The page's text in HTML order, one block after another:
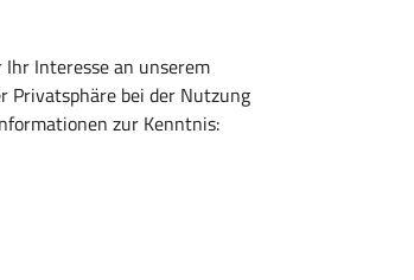
Interesse an unserem
Privatsphäre bei der Nutzung
zur Kenntnis: